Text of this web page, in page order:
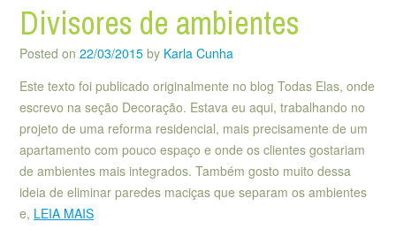
Divisores de ambientes
Posted on 22/03/2015 by Karla Cunha
Este texto foi publicado originalmente no blog Todas Elas, onde
escrevo na seção Decoração. Estava eu aqui, trabalhando no
projeto de uma reforma residencial, mais precisamente de um
apartamento com pouco espaço e onde os clientes gostariam
de ambientes mais integrados. Também gosto muito dessa
ideia de eliminar paredes maciças que separam os ambientes
e, LEIA MAIS